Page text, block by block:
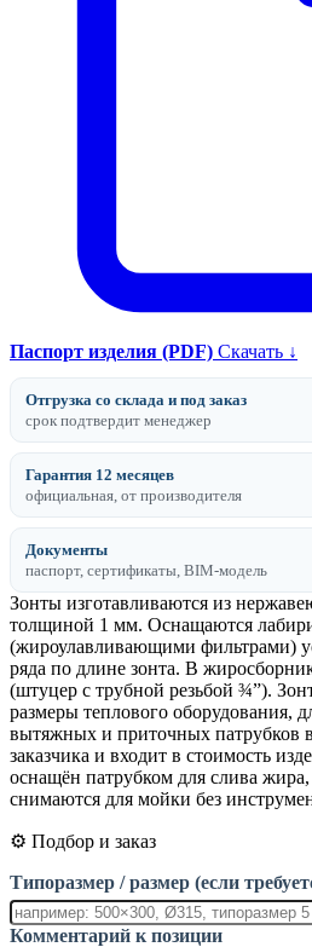
Паспорт изделия (PDF) Скачать ↓
Отгрузка со склада и под заказ
срок подтвердит менеджер
Гарантия 12 месяцев
официальная, от производителя
Документы
паспорт, сертификаты, BIM-модель
Зонты изготавливаются из
толщиной 1 мм. Оснащаются
(жироулавливающими фильтрами)
ряда по длине зонта. В
(штуцер с трубной резьбой ¾”).
размеры теплового оборудования,
вытяжных и приточных патрубков
заказчика и входит в стоимость
оснащён патрубком для слива
снимаются для мойки без
⚙️ Подбор и заказ
Типоразмер / размер (если
Комментарий к позиции